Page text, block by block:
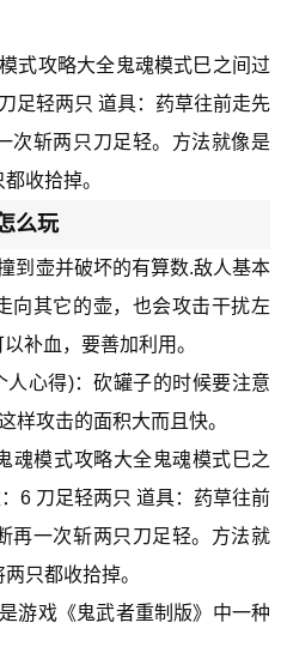
式攻略大全鬼魂模式巳之间过
足轻两只 道具：药草往前走先
次斩两只刀足轻。方法就像是
收拾掉。
么玩
到壶并破坏的有算数.敌人基本
向其它的壶，也会攻击干扰左
补血，要善加利用。
人心得)：砍罐子的时候要注意
样攻击的面积大而且快。
魂模式攻略大全鬼魂模式巳之
6 刀足轻两只 道具：药草往前
再一次斩两只刀足轻。方法就
只都收拾掉。
游戏《鬼武者重制版》中一种